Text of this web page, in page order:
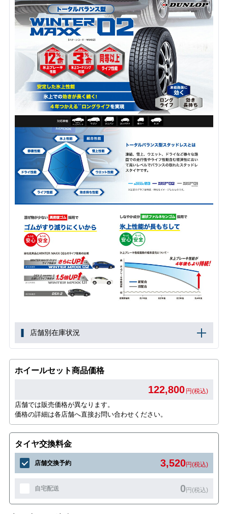
店舗別在庫状況
ホイールセット商品価格
122,800 円(税込)
店舗では販売価格が異なります。
価格の詳細は各店舗へ直接お問い合わせください。
タイヤ交換料金
店舗交換予約 3,520円(税込)
自宅配送 0円(税込)